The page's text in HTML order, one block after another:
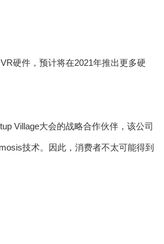
硬件，预计将在2021年推出更多硬
Village大会的战略合作伙伴，该公司
技术。因此，消费者不太可能得到